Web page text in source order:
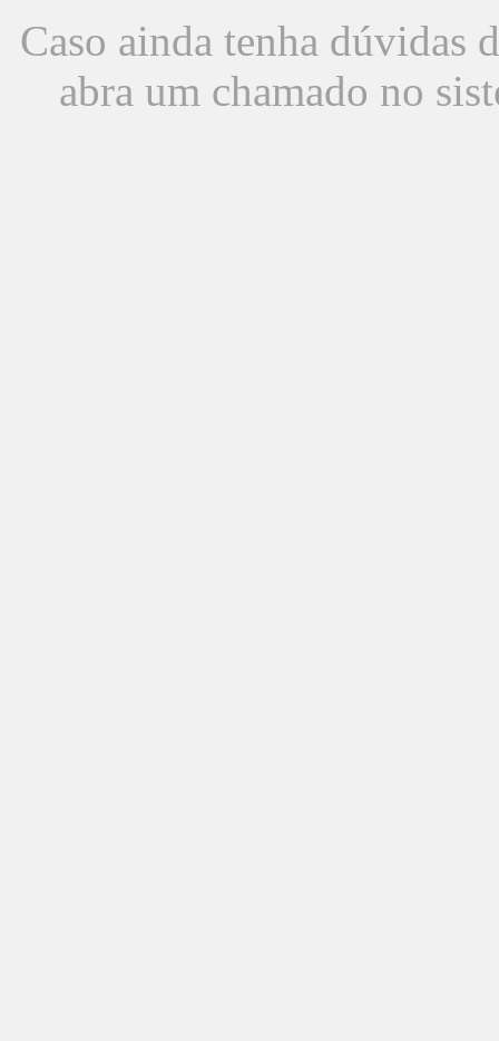
Caso ainda tenha dúvidas
abra um chamado no